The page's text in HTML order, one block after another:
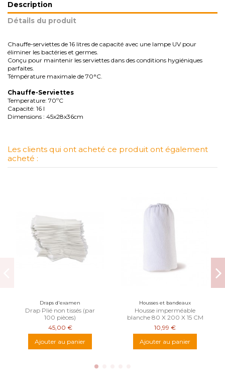
Description
Détails du produit
Chauffe-serviettes de 16 litres de capacité avec une lampe UV pour
éliminer les bactéries et germes.
Conçu pour maintenir les serviettes dans des conditions hygiéniques
parfaites.
Témpérature maximale de 70°C.
Chauffe-Serviettes
Temperature: 70ºC
Capacité: 16 l
Dimensions : 45x28x36cm
Les clients qui ont acheté ce produit ont également
acheté :
Draps d'examen
Drap Plié non tissés (par
100 pièces)
45,00 €
Ajouter au panier
Housses et bandeaux
Housse imperméable
blanche 80 X 200 X 15 CM
10,99 €
Ajouter au panier